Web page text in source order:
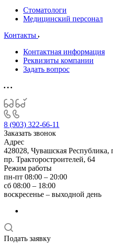
Стоматологи
Медицинский персонал
Контакты
Контактная информация
Реквизиты компании
Задать вопрос
8 (903) 322-66-11
Заказать звонок
Адрес
428028, Чувашская Республика,
пр. Тракторостроителей, 64
Режим работы
пн-пт 08:00 – 20:00
сб 08:00 – 18:00
воскресенье – выходной день
Подать заявку